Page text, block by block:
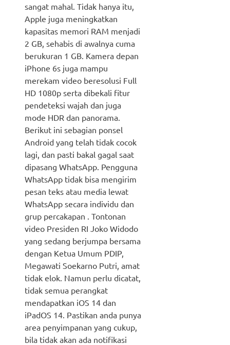
sangat mahal. Tidak hanya itu,
Apple juga meningkatkan
kapasitas memori RAM menjadi
2 GB, sehabis di awalnya cuma
berukuran 1 GB. Kamera depan
iPhone 6s juga mampu
merekam video beresolusi Full
HD 1080p serta dibekali fitur
pendeteksi wajah dan juga
mode HDR dan panorama.
Berikut ini sebagian ponsel
Android yang telah tidak cocok
lagi, dan pasti bakal gagal saat
dipasang WhatsApp. Pengguna
WhatsApp tidak bisa mengirim
pesan teks atau media lewat
WhatsApp secara individu dan
grup percakapan . Tontonan
video Presiden RI Joko Widodo
yang sedang berjumpa bersama
dengan Ketua Umum PDIP,
Megawati Soekarno Putri, amat
tidak elok. Namun perlu dicatat,
tidak semua perangkat
mendapatkan iOS 14 dan
iPadOS 14. Pastikan anda punya
area penyimpanan yang cukup,
bila tidak akan ada notifikasi